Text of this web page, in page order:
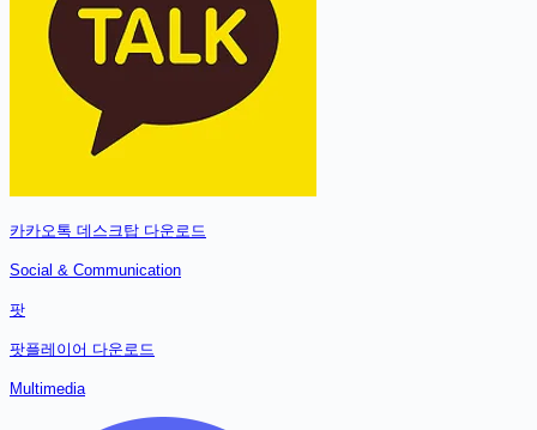
카카오톡 데스크탑 다운로드
Social & Communication
팟
팟플레이어 다운로드
Multimedia